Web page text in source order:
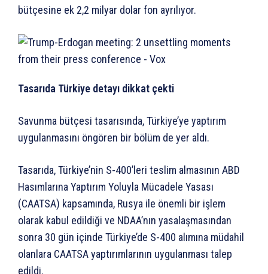
bütçesine ek 2,2 milyar dolar fon ayrılıyor.
Tasarıda Türkiye detayı dikkat çekti
Savunma bütçesi tasarısında, Türkiye’ye yaptırım
uygulanmasını öngören bir bölüm de yer aldı.
Tasarıda, Türkiye’nin S-400’leri teslim almasının ABD
Hasımlarına Yaptırım Yoluyla Mücadele Yasası
(CAATSA) kapsamında, Rusya ile önemli bir işlem
olarak kabul edildiği ve NDAA’nın yasalaşmasından
sonra 30 gün içinde Türkiye’de S-400 alımına müdahil
olanlara CAATSA yaptırımlarının uygulanması talep
edildi.